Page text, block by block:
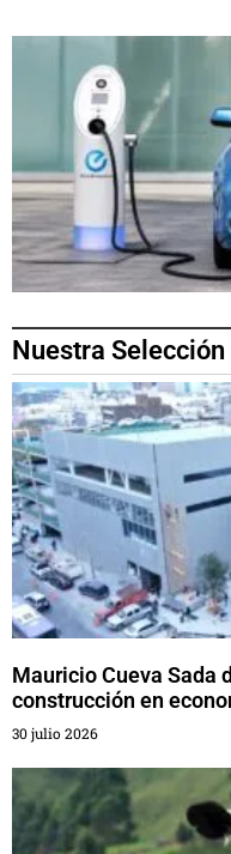
Nuestra Selección
Mauricio Cueva Sada
construcción en
30 julio 2026